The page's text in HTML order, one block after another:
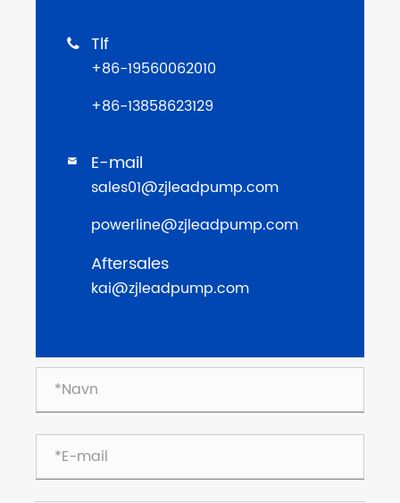
 Tlf
+86-19560062010
+86-13858623129
 E-mail
sales01@zjleadpump.com
powerline@zjleadpump.com
Aftersales
kai@zjleadpump.com